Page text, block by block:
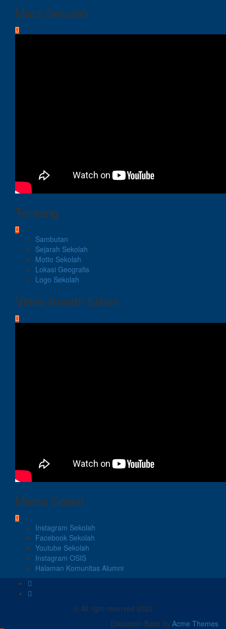
Mars Sekolah
Tentang
Sambutan
Sejarah Sekolah
Motto Sekolah
Lokasi Geografis
Logo Sekolah
Video Kreatif Siswa
Media Sosial
Instagram Sekolah
Facebook Sekolah
Youtube Sekolah
Instagram OSIS
Halaman Komunitas Alumni
© All right reserved 2022
Education Base by Acme Themes